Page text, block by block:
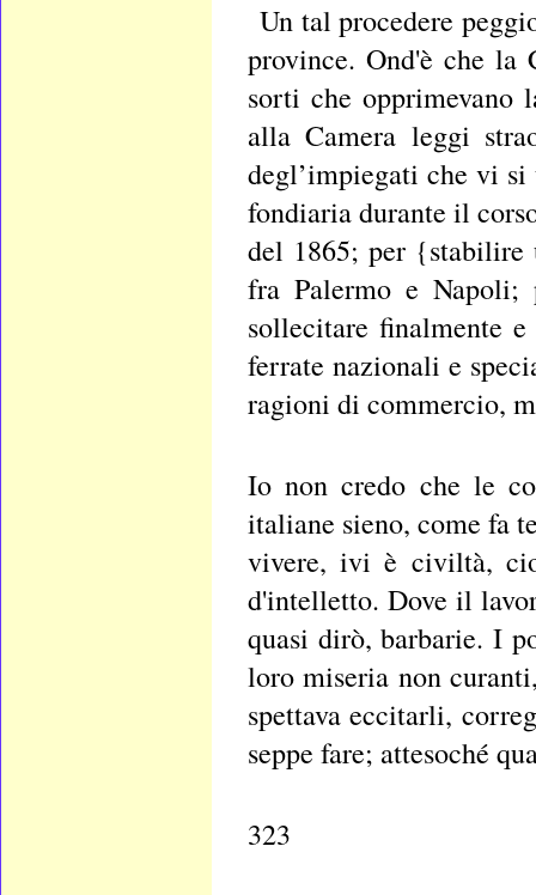
Un tal procedere
province. Ond'è che la
sorti che opprimevano
alla Camera leggi
degl’impiegati che vi
fondiaria durante il
del 1865; per {stabilire
fra Palermo e Napoli;
sollecitare finalmente
ferrate nazionali e
ragioni di commercio,
Io non credo che le
italiane sieno, come fa
vivere, ivi è civiltà,
d'intelletto. Dove il
quasi dirò, barbarie. I
loro miseria non
spettava eccitarli,
seppe fare; attesoché
323